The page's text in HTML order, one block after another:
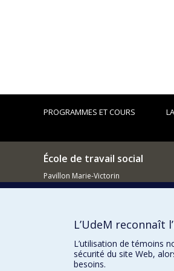
PROGRAMMES ET COURS
École de travail social
Pavillon Marie-Victorin
L’UdeM reconnaît
L’utilisation de témoins
sécurité du site Web,
besoins.